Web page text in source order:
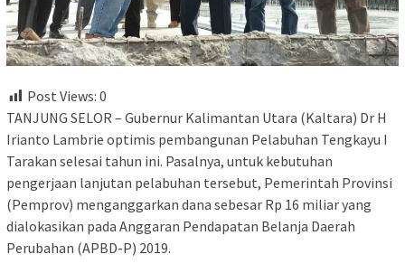
Post Views: 0
TANJUNG SELOR – Gubernur Kalimantan Utara (Kaltara) Dr H
Irianto Lambrie optimis pembangunan Pelabuhan Tengkayu I
Tarakan selesai tahun ini. Pasalnya, untuk kebutuhan
pengerjaan lanjutan pelabuhan tersebut, Pemerintah Provinsi
(Pemprov) menganggarkan dana sebesar Rp 16 miliar yang
dialokasikan pada Anggaran Pendapatan Belanja Daerah
Perubahan (APBD-P) 2019.